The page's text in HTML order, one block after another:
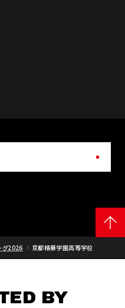
グ2026 京都精華学園高等学校
BY